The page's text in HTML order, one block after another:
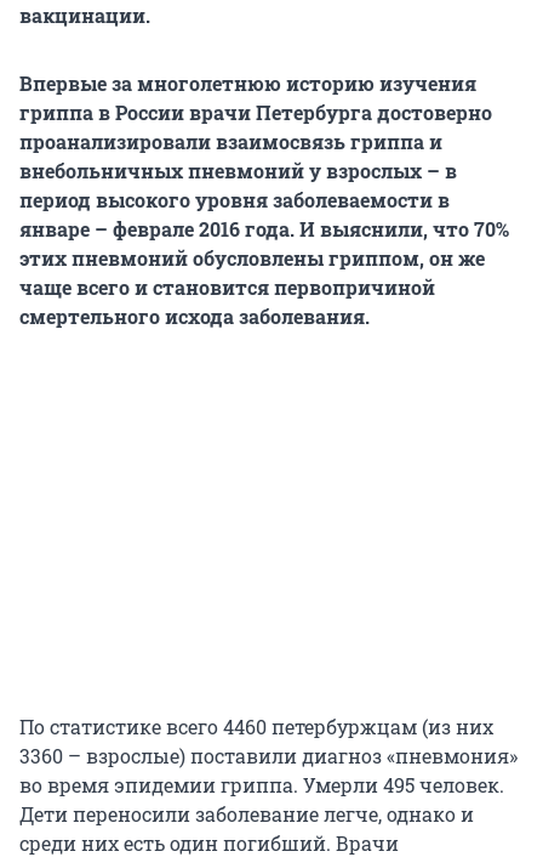
вакцинации.
Впервые за многолетнюю историю изучения
гриппа в России врачи Петербурга достоверно
проанализировали взаимосвязь гриппа и
внебольничных пневмоний у взрослых – в
период высокого уровня заболеваемости в
январе – феврале 2016 года. И выяснили, что 70%
этих пневмоний обусловлены гриппом, он же
чаще всего и становится первопричиной
смертельного исхода заболевания.
По статистике всего 4460 петербуржцам (из них
3360 – взрослые) поставили диагноз «пневмония»
во время эпидемии гриппа. Умерли 495 человек.
Дети переносили заболевание легче, однако и
среди них есть один погибший. Врачи